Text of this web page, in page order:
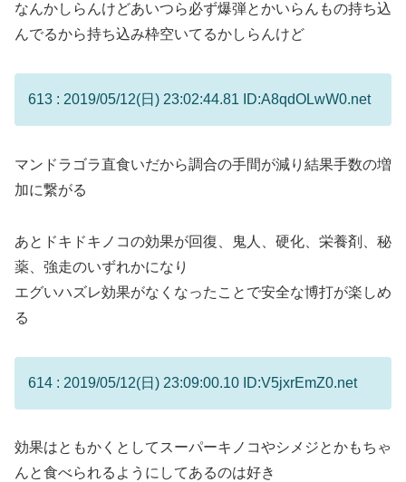
なんかしらんけどあいつら必ず爆弾とかいらんもの持ち込
んでるから持ち込み枠空いてるかしらんけど
613 : 2019/05/12(日) 23:02:44.81 ID:A8qdOLwW0.net
マンドラゴラ直食いだから調合の手間が減り結果手数の増
加に繋がる
あとドキドキノコの効果が回復、鬼人、硬化、栄養剤、秘
薬、強走のいずれかになり
エグいハズレ効果がなくなったことで安全な博打が楽しめ
る
614 : 2019/05/12(日) 23:09:00.10 ID:V5jxrEmZ0.net
効果はともかくとしてスーパーキノコやシメジとかもちゃ
んと食べられるようにしてあるのは好き